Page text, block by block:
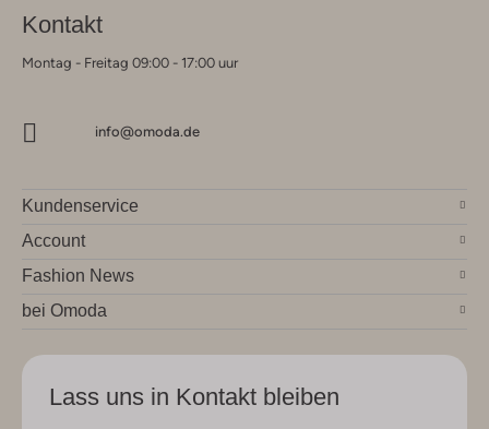
Kontakt
Montag - Freitag 09:00 - 17:00 uur
info@omoda.de
Kundenservice
Account
Fashion News
bei Omoda
Lass uns in Kontakt bleiben